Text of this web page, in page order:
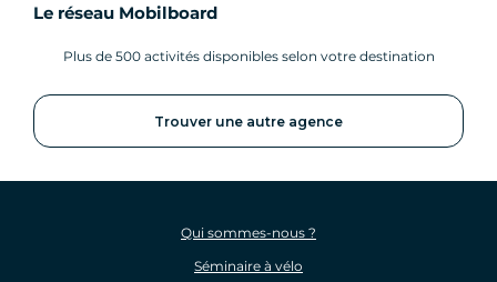
Le réseau Mobilboard
Plus de 500 activités disponibles selon votre destination
Trouver une autre agence
Qui sommes-nous ?
Séminaire à vélo